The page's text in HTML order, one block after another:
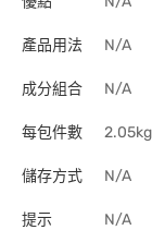
產品用法 N/A
成分組合 N/A
每包件數 2.05kg
儲存方式 N/A
提示 N/A